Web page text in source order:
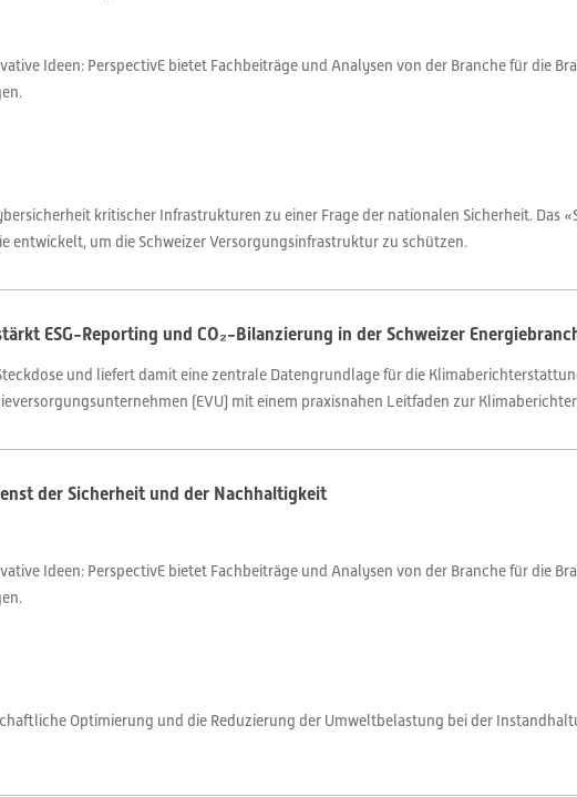
Ideen: PerspectivE bietet Fachbeiträge und Analysen von der Branche für die
kritischer Infrastrukturen zu einer Frage der nationalen Sicherheit. Das
entwickelt, um die Schweizer Versorgungsinfrastruktur zu schützen.
ESG-Reporting und CO₂-Bilanzierung in der Schweizer
und liefert damit eine zentrale Datengrundlage für die
(EVU) mit einem praxisnahen Leitfaden zur
der Sicherheit und der Nachhaltigkeit
Ideen: PerspectivE bietet Fachbeiträge und Analysen von der Branche für die
Optimierung und die Reduzierung der Umweltbelastung bei der